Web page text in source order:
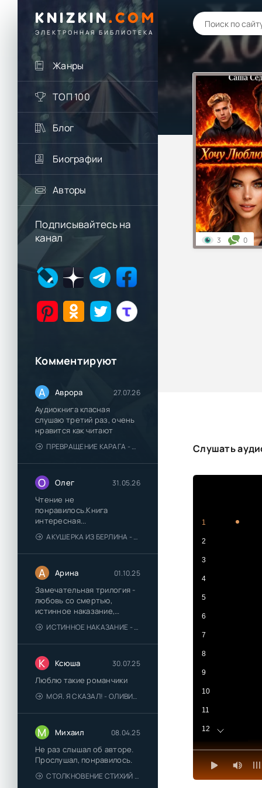
KNIZKIN. COM
ЭЛЕКТРОННАЯ БИБЛИОТЕКА
Жанры
ТОП 100
Блог
Биографии
Авторы
Подписывайтесь на
канал
Комментируют
А Аврора 27.07.26
Аудиокнига класная
слушаю третий раз, очень
нравится как читают
ПРЕВРАЩЕНИЕ КАРАГА - КАТЯ БРАНДИС
О Олег 31.05.26
Чтение не
понравилось.Книга
интересная...
АКУШЕРКА ИЗ БЕРЛИНА - АННА СТЮАРТ
А Арина 01.10.25
Замечательная трилогия -
любовь со смертью,
истинное наказание,
любимая для монстра -
понравились
ИСТИННОЕ НАКАЗАНИЕ - ОЛЬГА ГУСЕЙНОВА
К Ксюша 30.07.25
Люблю такие романчики
МОЯ. Я СКАЗАЛ! - ОЛИВИЯ ЛЕЙК
М Михаил 08.04.25
Не раз слышал об авторе.
Прослушал, понравилось.
СТОЛКНОВЕНИЕ СТИХИЙ - ВАЛЕРИЙ ГУМИНСКИЙ
3 0
Слушать
1
2
3
4
5
6
7
8
9
10
11
12
13